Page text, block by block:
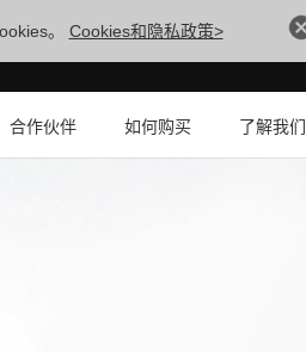
。 Cookies和隐私政策>
合作伙伴 如何购买 了解我们